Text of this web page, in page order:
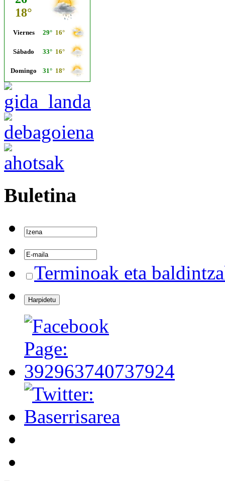
Buletina
Terminoak eta